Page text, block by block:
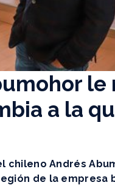
a la
chileno Andrés
de la empresa